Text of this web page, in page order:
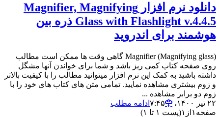
دانلود نرم افزار Magnifier, Magnifying
Glass with Flashlight v.4.4.5 ذره بین
هوشمند برای اندروید
(Magnifier (Magnifying glass گاهی وقت ها ممکن است مطالب
روی صفحه کتاب کمی ریز باشد و شما برای خواندن آنها مشگل
داشته باشید به کمک این نرم افزار میتوانید مطالب را با کیفیت بالاتر
و زوم بیشتری مشاهده نمایید. تمامی متن های کتاب های خود را با
زوم دو برابر مشاهده ...
۲۲ تیر ۱۴۰۰،‏ ۷:۴۵
ادامه مطلب
صفحه ۱ از ۱(پست ۱ تا ۱)